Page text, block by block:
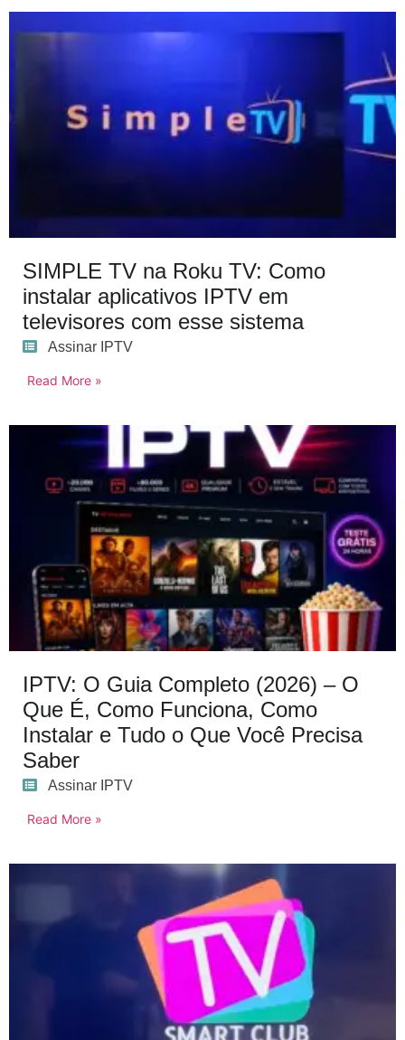
SIMPLE TV na Roku TV: Como
instalar aplicativos IPTV em
televisores com esse sistema
Assinar IPTV
Read More »
IPTV: O Guia Completo (2026) – O
Que É, Como Funciona, Como
Instalar e Tudo o Que Você Precisa
Saber
Assinar IPTV
Read More »